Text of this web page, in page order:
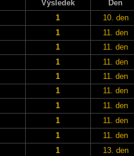
Výsledek
Den
1
10. den
1
11. den
1
11. den
1
11. den
1
11. den
1
11. den
1
11. den
1
11. den
1
11. den
1 13. den